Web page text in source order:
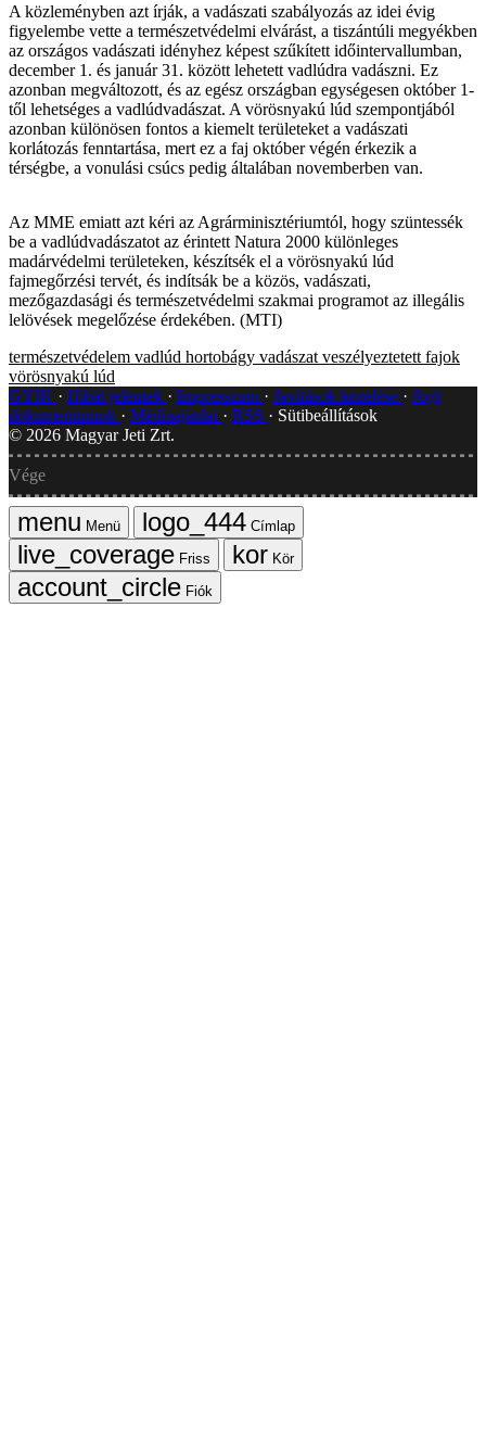
A közleményben azt írják, a vadászati szabályozás az idei évig
figyelembe vette a természetvédelmi elvárást, a tiszántúli megyékben
az országos vadászati idényhez képest szűkített időintervallumban,
december 1. és január 31. között lehetett vadlúdra vadászni. Ez
azonban megváltozott, és az egész országban egységesen október 1-
től lehetséges a vadlúdvadászat. A vörösnyakú lúd szempontjából
azonban különösen fontos a kiemelt területeket a vadászati
korlátozás fenntartása, mert ez a faj október végén érkezik a
térségbe, a vonulási csúcs pedig általában novemberben van.
Az MME emiatt azt kéri az Agrárminisztériumtól, hogy szüntessék
be a vadlúdvadászatot az érintett Natura 2000 különleges
madárvédelmi területeken, készítsék el a vörösnyakú lúd
fajmegőrzési tervét, és indítsák be a közös, vadászati,
mezőgazdasági és természetvédelmi szakmai programot az illegális
lelövések megelőzése érdekében. (MTI)
természetvédelem vadlúd hortobágy vadászat veszélyeztetett fajok
vörösnyakú lúd
GYIK
Hibát jelentek Impresszum Javítások kezelése
Jogi
dokumentumok
Médiaajánlat RSS
Sütibeállítások
© 2026 Magyar Jeti Zrt.
Vége
Menü
Címlap
Friss
Kör
Fiók